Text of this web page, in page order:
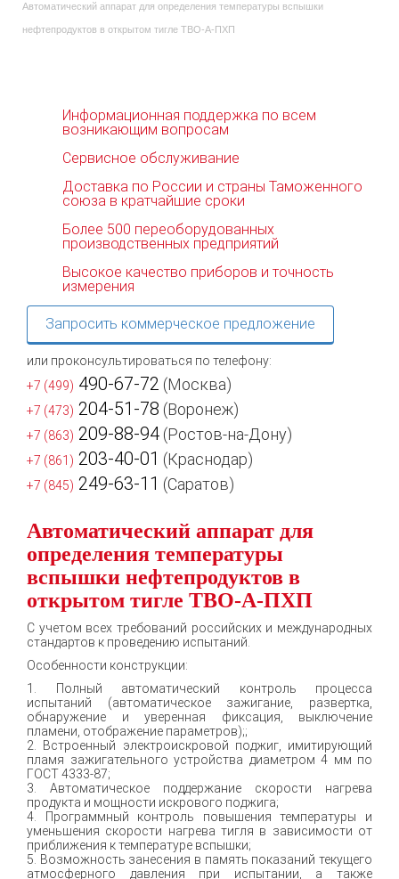
Автоматический аппарат для определения температуры вспышки
нефтепродуктов в открытом тигле ТВО-А-ПХП
Информационная поддержка по всем
возникающим вопросам
Сервисное обслуживание
Доставка по России и страны Таможенного
союза в кратчайшие сроки
Более 500 переоборудованных
производственных предприятий
Высокое качество приборов и точность
измерения
Запросить коммерческое предложение
или проконсультироваться по телефону:
+7 (499) 490-67-72 (Москва)
+7 (473) 204-51-78 (Воронеж)
+7 (863) 209-88-94 (Ростов-на-Дону)
+7 (861) 203-40-01 (Краснодар)
+7 (845) 249-63-11 (Саратов)
Автоматический аппарат для
определения температуры
вспышки нефтепродуктов в
открытом тигле ТВО-А-ПХП
С учетом всех требований российских и международных
стандартов к проведению испытаний.
Особенности конструкции:
1. Полный автоматический контроль процесса
испытаний (автоматическое зажигание, развертка,
обнаружение и уверенная фиксация, выключение
пламени, отображение параметров);;
2. Встроенный электроискровой поджиг, имитирующий
пламя зажигательного устройства диаметром 4 мм по
ГОСТ 4333-87;
3. Автоматическое поддержание скорости нагрева
продукта и мощности искрового поджига;
4. Программный контроль повышения температуры и
уменьшения скорости нагрева тигля в зависимости от
приближения к температуре вспышки;
5. Возможность занесения в память показаний текущего
атмосферного давления при испытании, а также